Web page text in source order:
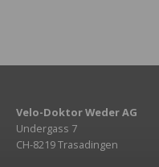
Velo-Doktor Weder AG
Undergass 7
CH-8219 Trasadingen